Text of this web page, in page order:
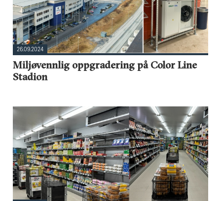
26.09.2024
Miljøvennlig oppgradering på Color Line
Stadion